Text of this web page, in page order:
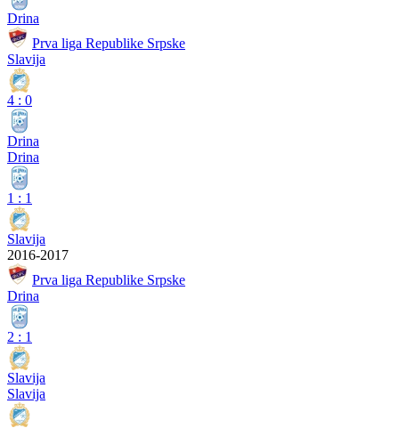
Drina
Prva liga Republike Srpske
Slavija
4 : 0
Drina
Drina
1 : 1
Slavija
2016-2017
Prva liga Republike Srpske
Drina
2 : 1
Slavija
Slavija